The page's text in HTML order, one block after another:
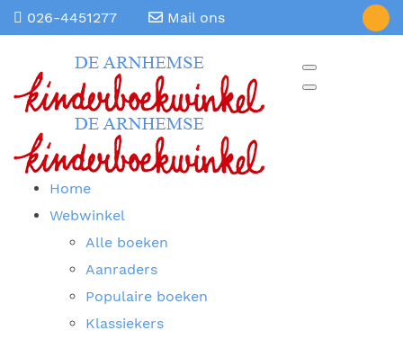
026-4451277 Mail ons
Home
Webwinkel
Alle boeken
Aanraders
Populaire boeken
Klassiekers